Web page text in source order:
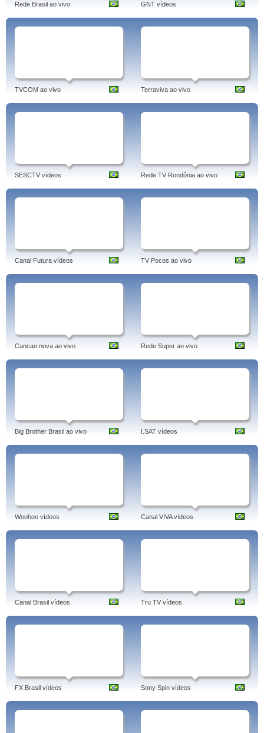
Rede Brasil ao vivo GNT vídeos
TVCOM ao vivo Terraviva ao vivo
SESCTV vídeos Rede TV Rondônia ao vivo
Canal Futura vídeos TV Pocos ao vivo
Cancao nova ao vivo Rede Super ao vivo
Big Brother Brasil ao vivo I.SAT vídeos
Woohoo vídeos Canal VIVA vídeos
Canal Brasil vídeos Tru TV vídeos
FX Brasil vídeos Sony Spin vídeos